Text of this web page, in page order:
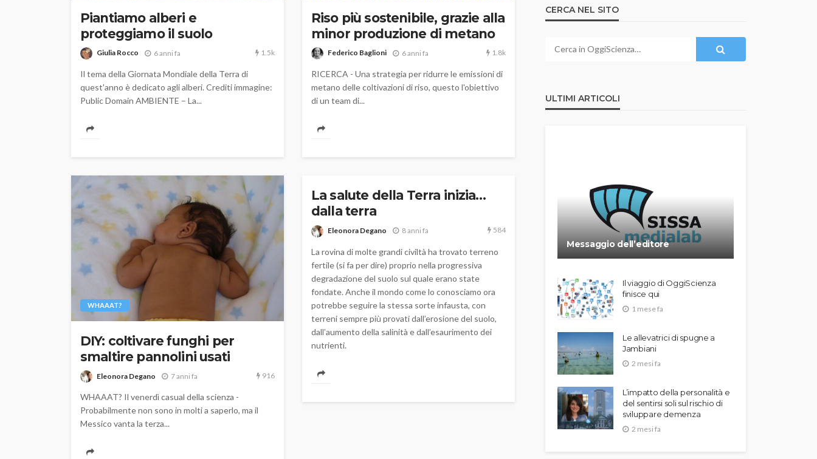
Piantiamo alberi e
proteggiamo il suolo
Giulia Rocco 6 anni fa 1.5k
Il tema della Giornata Mondiale della Terra di
quest'anno è dedicato agli alberi. Crediti immagine:
Public Domain AMBIENTE – La...
Riso più sostenibile, grazie alla
minor produzione di metano
Federico Baglioni 6 anni fa 1.8k
RICERCA - Una strategia per ridurre le emissioni di
metano delle coltivazioni di riso, questo l'obiettivo
di un team di...
WHAAAT?
DIY: coltivare funghi per
smaltire pannolini usati
Eleonora Degano 7 anni fa 916
WHAAAT? Il venerdì casual della scienza -
Probabilmente non sono in molti a saperlo, ma il
Messico vanta la terza...
La salute della Terra inizia…
dalla terra
Eleonora Degano 8 anni fa 584
La rovina di molte grandi civiltà ha trovato terreno
fertile (si fa per dire) proprio nella progressiva
degradazione del suolo sul quale erano state
fondate. Anche il mondo come lo conosciamo ora
potrebbe seguire la stessa sorte infausta, con
terreni sempre più provati dall’erosione del suolo,
dall’aumento della salinità e dall’esaurimento dei
nutrienti.
CERCA NEL SITO
ULTIMI ARTICOLI
Messaggio dell’editore
Il viaggio di OggiScienza
finisce qui
1 mese fa
Le allevatrici di spugne a
Jambiani
2 mesi fa
L’impatto della personalità e
del sentirsi soli sul rischio di
sviluppare demenza
2 mesi fa